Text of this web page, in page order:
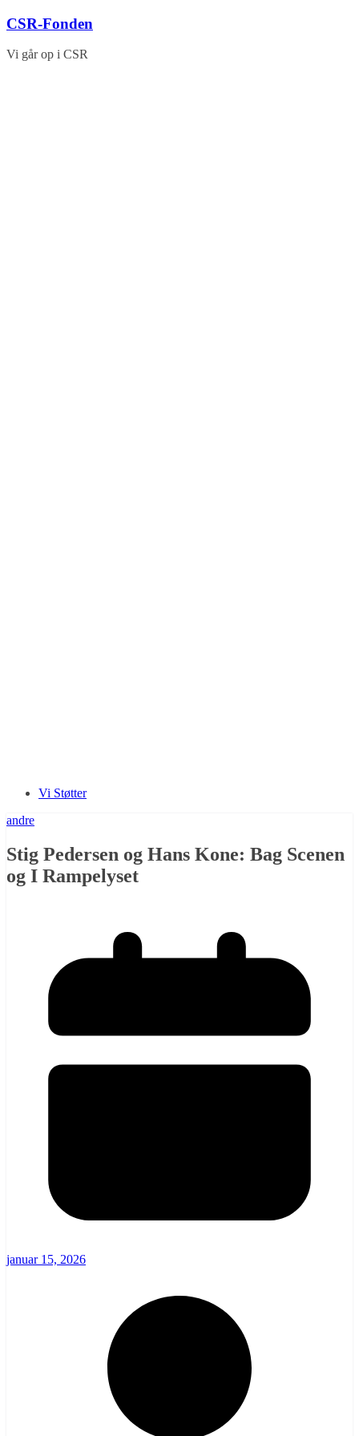
Skip
content
CSR-Fonden
Vi går op i CSR
Vi Støtter
andre
Stig Pedersen og Hans Kone: Bag Scenen
og I Rampelyset
januar 15, 2026